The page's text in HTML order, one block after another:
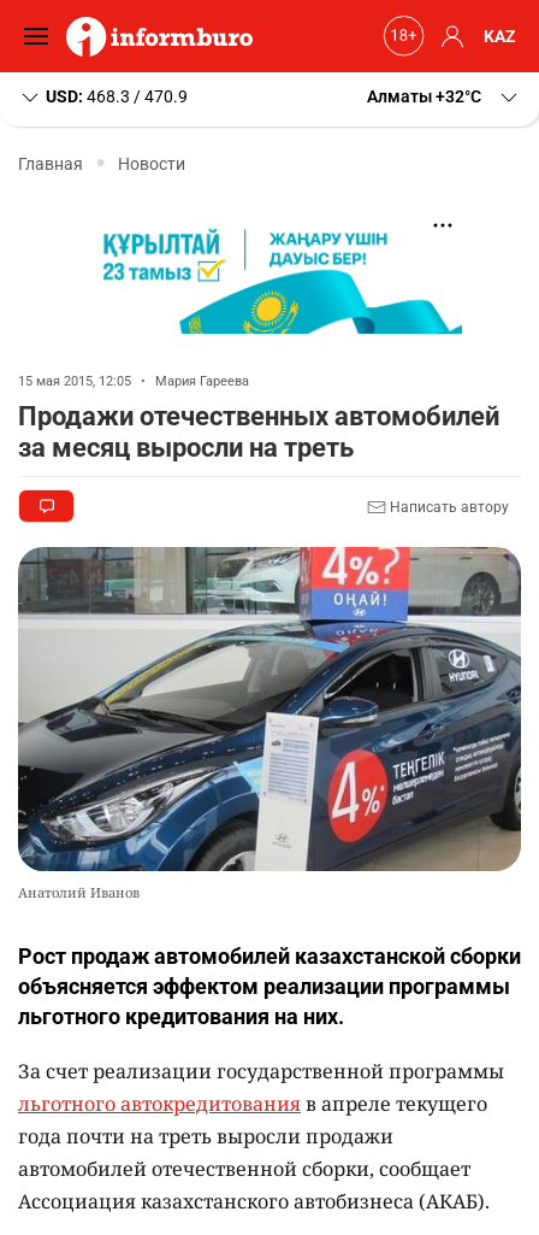
KAZ
USD: 468.3 / 470.9 Алматы+32 C
Главная Новости
15 мая 2015, 12:05 • Мария Гареева
Продажи отечественных автомобилей
за месяц выросли на треть
Написать автору
Анатолий Иванов
Рост продаж автомобилей казахстанской сборки
объясняется эффектом реализации программы
льготного кредитования на них.
За счет реализации государственной программы
льготного автокредитованияв апреле текущего
года почти на треть выросли продажи
автомобилей отечественной сборки, сообщает
Ассоциация казахстанского автобизнеса (АКАБ).